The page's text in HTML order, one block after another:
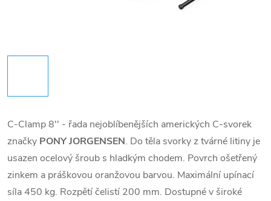
C-Clamp 8'' - řada nejoblíbenějších amerických C-svorek
značky PONY JORGENSEN. Do těla svorky z tvárné litiny je
usazen ocelový šroub s hladkým chodem. Povrch ošetřený
zinkem a práškovou oranžovou barvou. Maximální upínací
síla 450 kg. Rozpětí čelistí 200 mm. Dostupné v široké